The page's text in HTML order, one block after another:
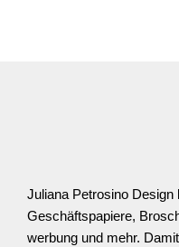
Juliana Petrosino Design
Geschäfts­­papiere,
werbung und mehr.